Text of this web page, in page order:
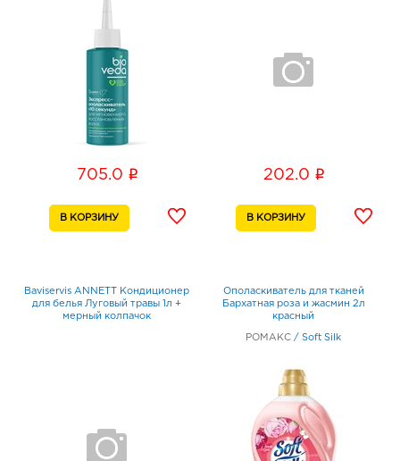
705.0 i 202.0 i
Baviservis ANNETT Кондиционер
для белья Луговый травы 1л +
мерный колпачок
Ополаскиватель для тканей
Бархатная роза и жасмин 2л
красный
РОМАКС / Soft Silk